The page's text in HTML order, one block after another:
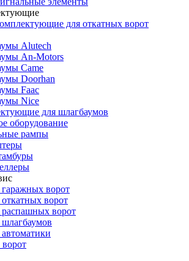
для откатных ворот
Alutech
An-Motors
Came
Doorhan
Faac
Nice
для шлагбаумов
оборудование
рампы
ворот
ворот
ворот